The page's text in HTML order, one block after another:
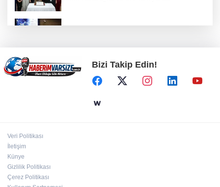
Ankara Keçiören'de Yaz Kur'an kurslarına
ikram desteği
İstanbul Moda açıklarında su alan teknedeki 4
Bizi Takip Edin!
Veri Politikası
İletişim
Künye
Gizlilik Politikası
Çerez Politikası